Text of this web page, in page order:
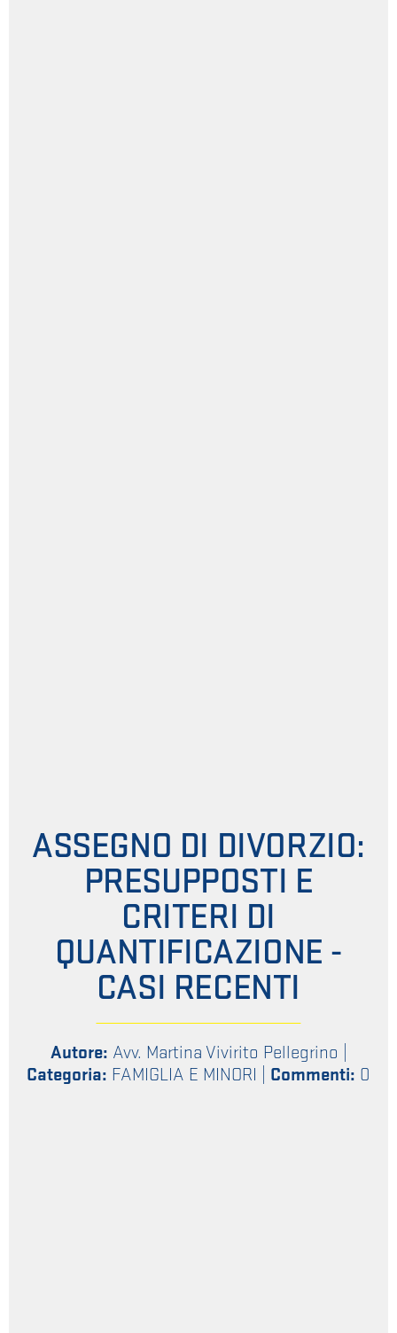
ASSEGNO DI DIVORZIO:
PRESUPPOSTI E
CRITERI DI
QUANTIFICAZIONE -
CASI RECENTI
Autore: Avv. Martina Vivirito Pellegrino
Categoria: FAMIGLIA E MINORI Commenti: 0